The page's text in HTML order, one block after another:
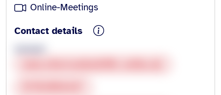
Online-Meetings
Contact details